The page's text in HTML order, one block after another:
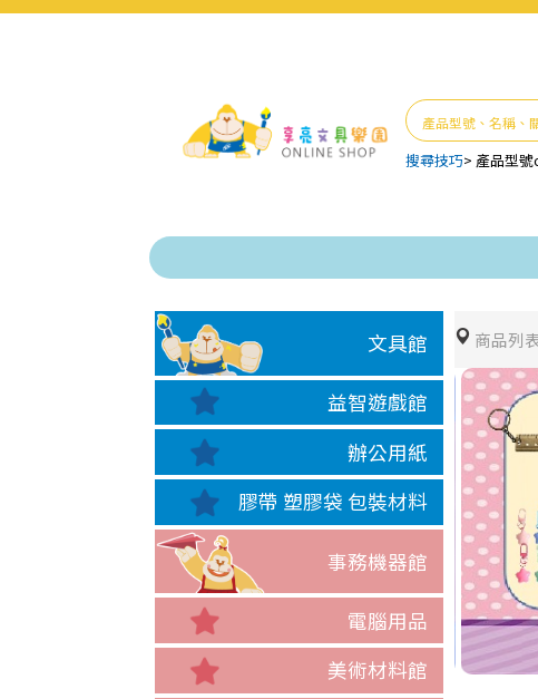
搜尋技巧> 產品型號
文具館
益智遊戲館
辦公用紙
膠帶 塑膠袋 包裝材料
事務機器館
電腦用品
美術材料館
商品列